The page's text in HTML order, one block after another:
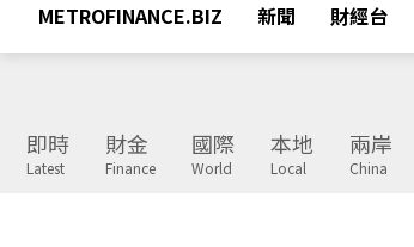
METROFINANCE.BIZ 新聞 財經台
即時
Latest
財金
Finance
國際
World
本地
Local
兩岸
China